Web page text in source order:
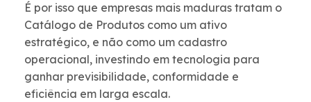
É por isso que empresas mais maduras tratam o
Catálogo de Produtos como um ativo
estratégico, e não como um cadastro
operacional, investindo em tecnologia para
ganhar previsibilidade, conformidade e
eficiência em larga escala.